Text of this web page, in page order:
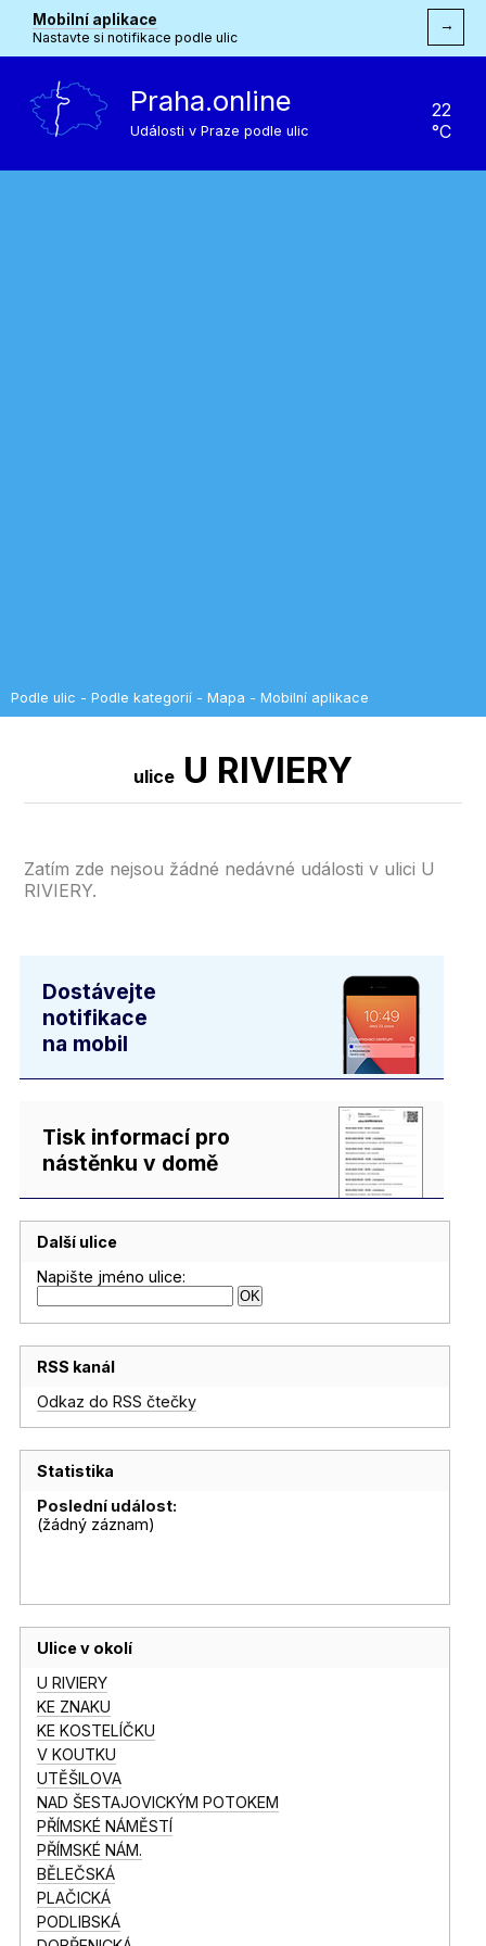
Mobilní aplikace
Nastavte si notifikace podle ulic
→
Praha.online
Události v Praze podle ulic
22
°C
Podle ulic - Podle kategorií - Mapa - Mobilní aplikace
ulice U RIVIERY
Zatím zde nejsou žádné nedávné události v ulici U
RIVIERY.
Dostávejte
notifikace
na mobil
Tisk informací pro
nástěnku v domě
Další ulice
Napište jméno ulice:
RSS kanál
Odkaz do RSS čtečky
Statistika
Poslední událost:
(žádný záznam)
Ulice v okolí
U RIVIERY
KE ZNAKU
KE KOSTELÍČKU
V KOUTKU
UTĚŠILOVA
NAD ŠESTAJOVICKÝM POTOKEM
PŘÍMSKÉ NÁMĚSTÍ
PŘÍMSKÉ NÁM.
BĚLEČSKÁ
PLAČICKÁ
PODLIBSKÁ